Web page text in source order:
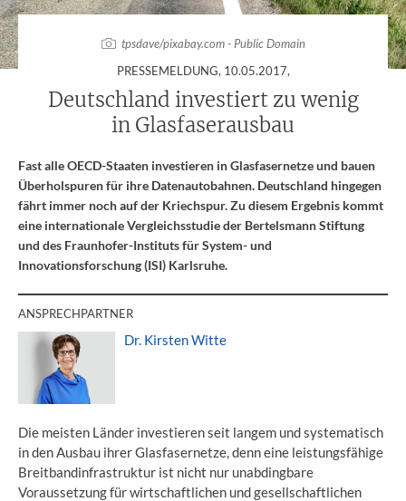
tpsdave/pixabay.com - Public Domain
PRESSEMELDUNG, 10.05.2017,
Deutschland investiert zu wenig
in Glasfaserausbau
Fast alle OECD-Staaten investieren in Glasfasernetze und bauen
Überholspuren für ihre Datenautobahnen. Deutschland hingegen
fährt immer noch auf der Kriechspur. Zu diesem Ergebnis kommt
eine internationale Vergleichsstudie der Bertelsmann Stiftung
und des Fraunhofer-Instituts für System- und
Innovationsforschung (ISI) Karlsruhe.
ANSPRECHPARTNER
Dr. Kirsten Witte
Die meisten Länder investieren seit langem und systematisch
in den Ausbau ihrer Glasfasernetze, denn eine leistungsfähige
Breitbandinfrastruktur ist nicht nur unabdingbare
Voraussetzung für wirtschaftlichen und gesellschaftlichen